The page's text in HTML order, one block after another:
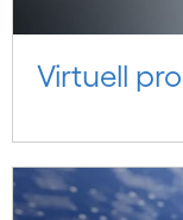
Virtuell